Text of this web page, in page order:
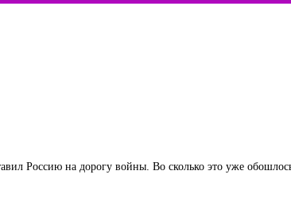
Россию на дорогу войны. Во сколько это уже